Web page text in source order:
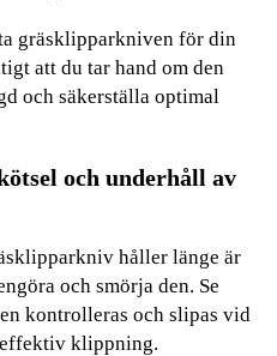
gräsklipparkniven för din
att du tar hand om den
och säkerställa optimal
och underhåll av
håller länge är
och smörja den. Se
kontrolleras och slipas vid
klippning.